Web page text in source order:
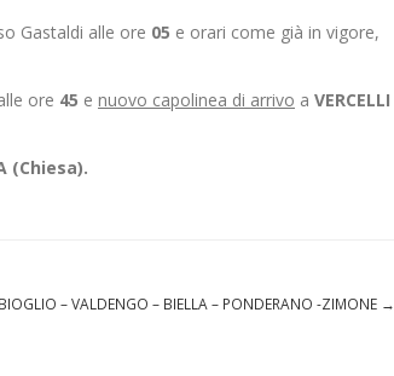
Gastaldi alle ore 05 e orari come già in vigore,
ore 45 e nuovo capolinea di arrivo a VERCELLI
(Chiesa).
– VALDENGO – BIELLA – PONDERANO -ZIMONE →